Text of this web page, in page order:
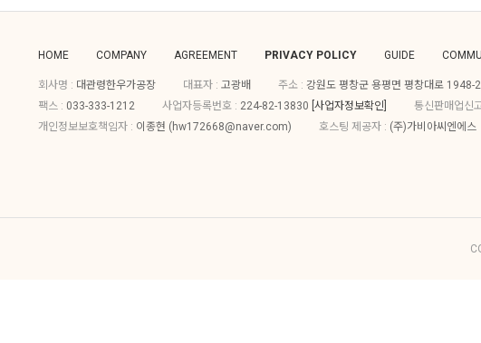
HOME COMPANY AGREEMENT PRIVACY POLICY GUIDE
회사명 : 대관령한우가공장 대표자 : 고광배 주소 : 강원도 평창군 용평면 평창대로 1948-
팩스 : 033-333-1212 사업자등록번호 : 224-82-13830 [사업자정보확인] 통신판매업신
개인정보보호책임자 : 이종현 ( hw172668@naver.com) 호스팅 제공자 : (주)가비아씨엔에스